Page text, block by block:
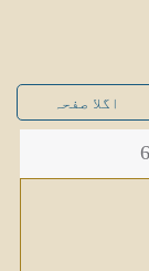
اگلا صفحہ